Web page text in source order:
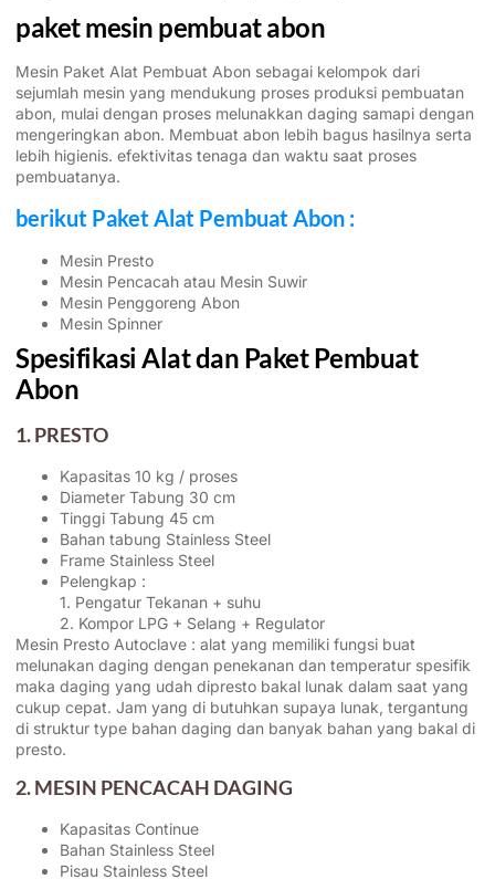
paket mesin pembuat abon
Mesin Paket Alat Pembuat Abon sebagai kelompok dari
sejumlah mesin yang mendukung proses produksi pembuatan
abon, mulai dengan proses melunakkan daging samapi dengan
mengeringkan abon. Membuat abon lebih bagus hasilnya serta
lebih higienis. efektivitas tenaga dan waktu saat proses
pembuatanya.
berikut Paket Alat Pembuat Abon :
Mesin Presto
Mesin Pencacah atau Mesin Suwir
Mesin Penggoreng Abon
Mesin Spinner
Spesifikasi Alat dan Paket Pembuat
Abon
1. PRESTO
Kapasitas 10 kg / proses
Diameter Tabung 30 cm
Tinggi Tabung 45 cm
Bahan tabung Stainless Steel
Frame Stainless Steel
Pelengkap :
1. Pengatur Tekanan + suhu
2. Kompor LPG + Selang + Regulator
Mesin Presto Autoclave : alat yang memiliki fungsi buat
melunakan daging dengan penekanan dan temperatur spesifik
maka daging yang udah dipresto bakal lunak dalam saat yang
cukup cepat. Jam yang di butuhkan supaya lunak, tergantung
di struktur type bahan daging dan banyak bahan yang bakal di
presto.
2. MESIN PENCACAH DAGING
Kapasitas Continue
Bahan Stainless Steel
Pisau Stainless Steel